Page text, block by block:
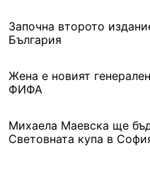
Започна второто
България
Жена е новият
ФИФА
Михаела Маевска ще
Световната купа в